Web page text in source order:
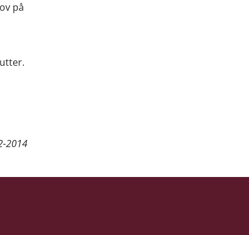
på
2014